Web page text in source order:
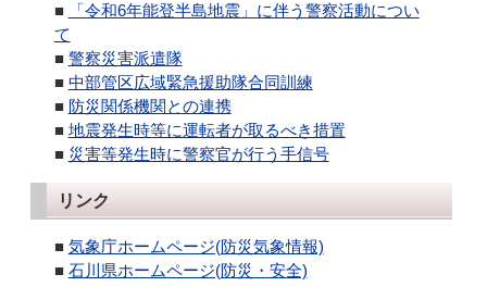
■
「令和6年能登半島地震」に伴う警察活動につい
て
■ 警察災害派遣隊
■ 中部管区広域緊急援助隊合同訓練
■ 防災関係機関との連携
■ 地震発生時等に運転者が取るべき措置
■ 災害等発生時に警察官が行う手信号
リンク
■ 気象庁ホームページ(防災気象情報)
■ 石川県ホームページ(防災・安全)